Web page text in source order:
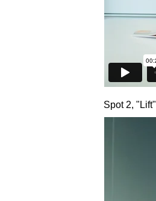
Spot 2, "Lift"